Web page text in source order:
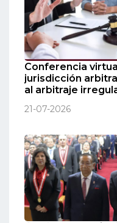
Conferencia
jurisdicción
al arbitraje
21-07-2026